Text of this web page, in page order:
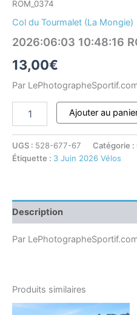
ROM_0374
Col du Tourmalet (La Mongie)
2026:06:03 10:48:16
13,00€
Par
Ajouter au
UGS : 528-677-67 Catégorie :
Étiquette : 3 Juin 2026 Vélos
Description
Par
Produits similaires